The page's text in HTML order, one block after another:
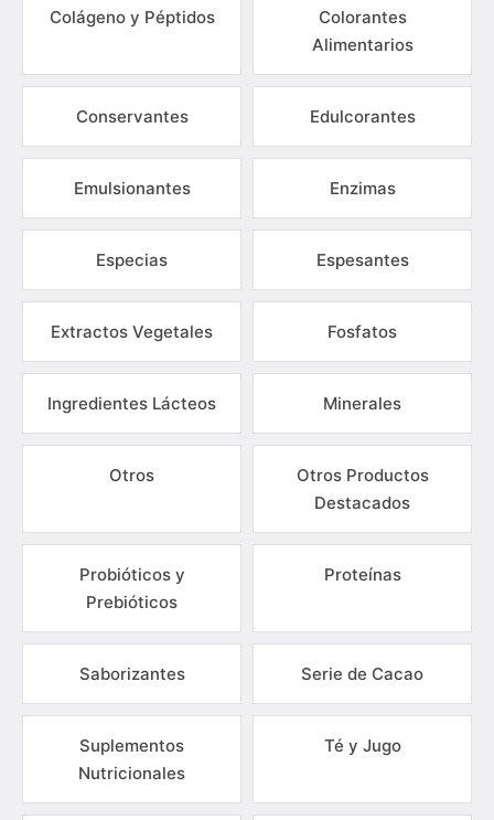
Colágeno y Péptidos
Colorantes
Alimentarios
Conservantes Edulcorantes
Emulsionantes Enzimas
Especias Espesantes
Extractos Vegetales Fosfatos
Ingredientes Lácteos Minerales
Otros
Otros Productos
Destacados
Probióticos y
Prebióticos
Proteínas
Saborizantes Serie de Cacao
Suplementos
Nutricionales
Té y Jugo